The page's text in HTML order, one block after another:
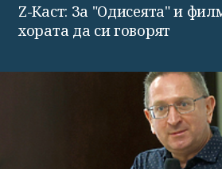
Z-Каст: За "Одисеята" и
хората да си говорят